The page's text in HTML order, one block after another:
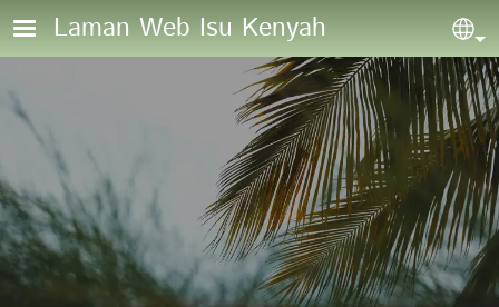
Skip to main content
Laman Web Isu Kenyah